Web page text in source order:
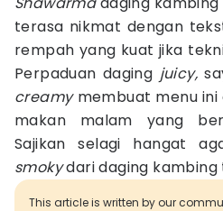
terasa nikmat dengan
rempah yang kuat jika
Perpaduan daging juicy,
creamymembuat menu ini
makan malam yang
Sajikan selagi hangat
smokydari daging kambing
This article is written by our